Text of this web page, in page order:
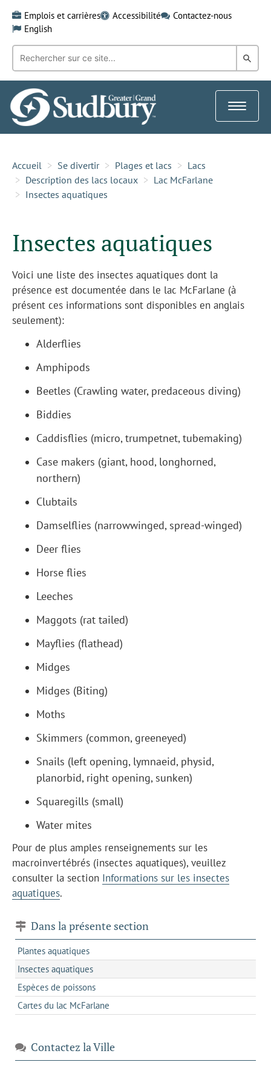
content
Emplois et carrières Accessibilité
Contactez-nous
English
Recherche
mot-
clé:
dans
Toggle
Accueil Se divertir Plages et lacs
Lacs
Description des lacs locaux
Lac McFarlane
Insectes aquatiques
Insectes aquatiques
Voici une liste des insectes aquatiques dont la
présence est documentée dans le lac McFarlane (à
présent ces informations sont disponibles en anglais
seulement):
Alderflies
Amphipods
Beetles (Crawling water, predaceous diving)
Biddies
Caddisflies (micro, trumpetnet, tubemaking)
Case makers (giant, hood, longhorned,
northern)
Clubtails
Damselflies (narrowwinged, spread-winged)
Deer flies
Horse flies
Leeches
Maggots (rat tailed)
Mayflies (flathead)
Midges
Midges (Biting)
Moths
Skimmers (common, greeneyed)
Snails (left opening, lymnaeid, physid,
planorbid, right opening, sunken)
Squaregills (small)
Water mites
Pour de plus amples renseignements sur les
macroinvertébrés (insectes aquatiques), veuillez
consulter la section Informations sur les insectes
aquatiques.
Dans la présente section
Plantes aquatiques
Insectes aquatiques
Espèces de poissons
Cartes du lac McFarlane
Contactez la Ville